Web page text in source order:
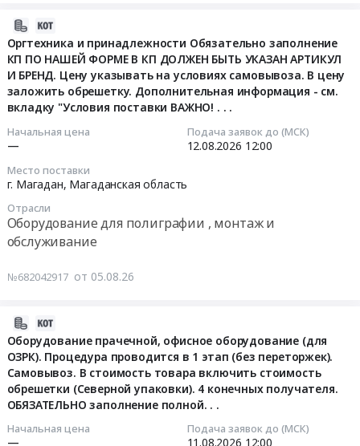
бесперебойного питания
Контрольно-измерительные приборы и автоматика,
монтаж и обслуживание
Геодезическое оборудование, монтаж и обслуживание
Почтовая и курьерская связь, услуги по оформлению
подписки на периодические издания
Оборудование для полиграфии , монтаж и
обслуживание
Услуги по вывозу и утилизации мусора, твердых и
жидких бытовых отходов. Уборка снега
Оргтехника и принадлежности Обязательно заполнение
КП ПО НАШЕЙ ФОРМЕ В КП ДОЛЖЕН БЫТЬ УКАЗАН АРТИКУЛ
И БРЕНД. Цену указывать на условиях самовывоза. В цену
заложить обрешетку. Дополнительная информация - см.
вкладку "Условия поставки ВАЖНО! . . .
Начальная цена
—
Подача заявок до (МСК)
12.08.2026 12:00
Место поставки
г. Магадан, Магаданская область
Отрасли
Оборудование для полиграфии , монтаж и
обслуживание
№682042917 от 05.08.26
Оборудование прачечной, офисное оборудование (для
ОЗРК). Процедура проводится в 1 этап (без переторжек).
Самовывоз. В стоимость товара включить стоимость
обрешетки (Северной упаковки). 4 конечных получателя.
ОБЯЗАТЕЛЬНО заполнение полной. . .
Начальная цена
—
Подача заявок до (МСК)
11.08.2026 12:00